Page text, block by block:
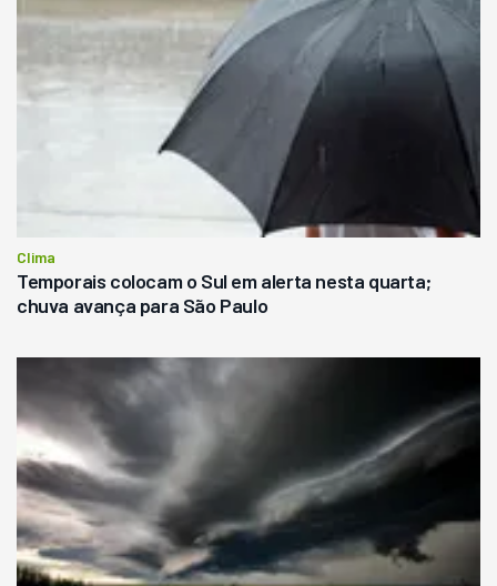
Clima
Temporais colocam o Sul em alerta nesta quarta;
chuva avança para São Paulo